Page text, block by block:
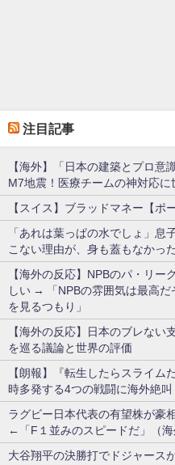
注目記事
【海外】「日本の建築とプロ意
M7地震！医療チームの神対応に
【スイス】ブラッドマネー【ポ
「あれは葉っぱの水でしょ」息
こない理由が、身も蓋もなかった
【海外の反応】NPBのパ・リー
しい → 「NPBの雰囲気は最高
を見るつもり」
【海外の反応】日本のブレない
を巡る議論と世界の評価
【朗報】『転生したらスライム
時多発する4つの戦闘に海外絶
ラグビー日本代表の有望株が豪
←「F１並みのスピードだ」（海
大谷翔平の決勝打でドジャース